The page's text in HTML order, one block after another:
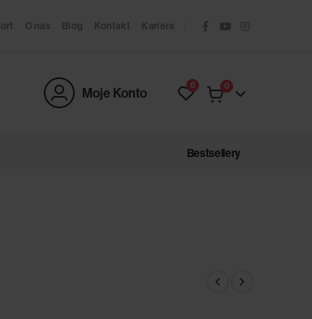
O nas Blog Kontakt Kariera
Moje Konto 0 0
Bestsellery